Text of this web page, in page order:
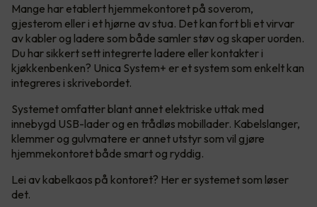
Mange har etablert hjemmekontoret på soverom,
gjesterom eller i et hjørne av stua. Det kan fort bli et virvar
av kabler og ladere som både samler støv og skaper uorden.
Du har sikkert sett integrerte ladere eller kontakter i
kjøkkenbenken? Unica System+ er et system som enkelt kan
integreres i skrivebordet.
Systemet omfatter blant annet elektriske uttak med
innebygd USB-lader og en trådløs mobillader. Kabelslanger,
klemmer og gulvmatere er annet utstyr som vil gjøre
hjemmekontoret både smart og ryddig.
Lei av kabelkaos på kontoret? Her er systemet som løser
det.